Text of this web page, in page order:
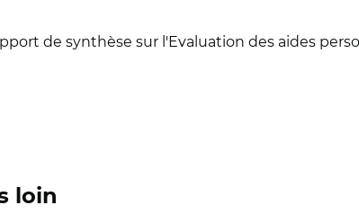
de synthèse sur l'Evaluation des aides
loin